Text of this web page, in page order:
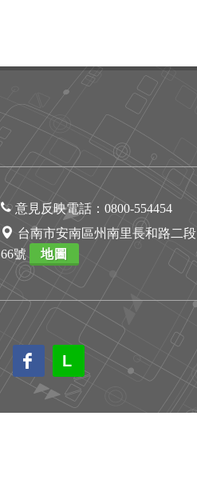
意見反映電話： 0800-554454
台南市安南區州南里長和路二段
66號
地圖
L
L